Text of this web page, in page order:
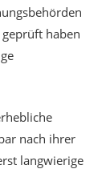
haben
nach ihrer
langwierige